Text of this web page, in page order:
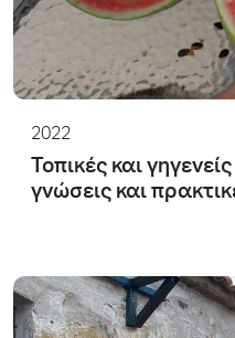
2022
Τοπικές και
γνώσεις και